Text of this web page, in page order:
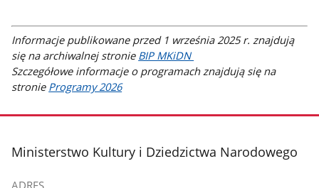
Informacje publikowane przed 1 września 2025 r. znajdują
się na archiwalnej stronie BIP MKiDN
Szczegółowe informacje o programach znajdują się na
stronie Programy 2026
stopka
Ministerstwo Kultury i Dziedzictwa Narodowego